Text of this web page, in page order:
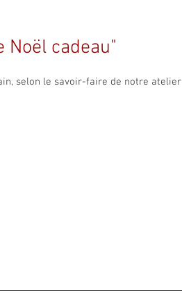
Noël cadeau"
selon le savoir-faire de notre atelier